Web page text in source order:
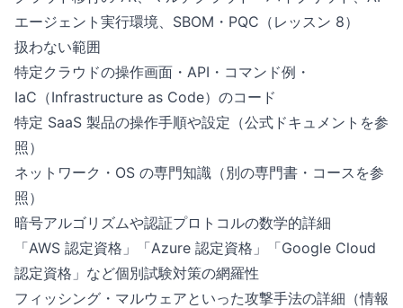
エージェント実行環境、SBOM・PQC（レッスン 8）
扱わない範囲
特定クラウドの操作画面・API・コマンド例・
IaC（Infrastructure as Code）のコード
特定 SaaS 製品の操作手順や設定（公式ドキュメントを参
照）
ネットワーク・OS の専門知識（別の専門書・コースを参
照）
暗号アルゴリズムや認証プロトコルの数学的詳細
「AWS 認定資格」「Azure 認定資格」「Google Cloud
認定資格」など個別試験対策の網羅性
フィッシング・マルウェアといった攻撃手法の詳細（情報